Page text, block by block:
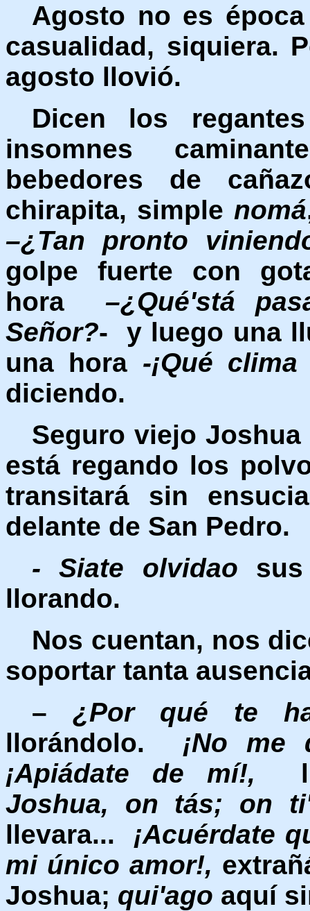
Agosto no es
casualidad, siquiera.
agosto llovió.
Dicen los
insomnes
bebedores de
chirapita, simple nomá
–¿Tan pronto
golpe fuerte con
hora –¿Qué'stá
Señor?- y luego una
una hora -¡Qué
diciendo.
Seguro viejo Joshua
está regando los
transitará sin
delante de San Pedro.
- Siate olvidao
llorando.
Nos cuentan, nos
soportar tanta
– ¿Por qué te
llorándolo. ¡No me
¡Apiádate de mí!,
Joshua, on tás; on
llevara... ¡Acuérdate
mi único amor!,
Joshua; qui'ago aquí